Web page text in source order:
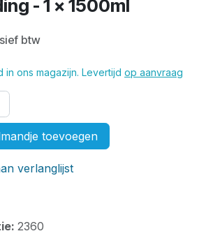
- 1 x 1500ml
btw
in ons magazijn. Levertijd op aanvraag
toevoegen
verlanglijst
2360